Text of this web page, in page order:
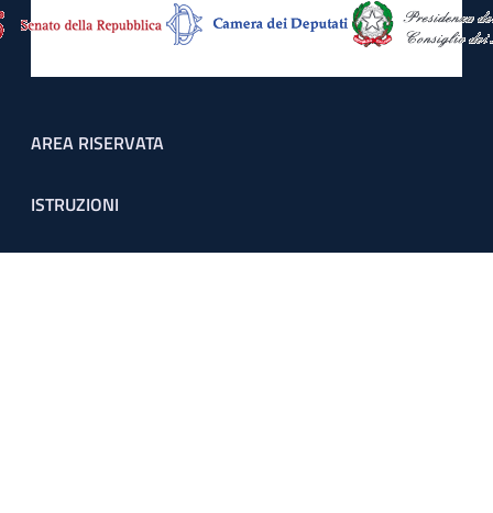
Footer menu
AREA RISERVATA
ISTRUZIONI